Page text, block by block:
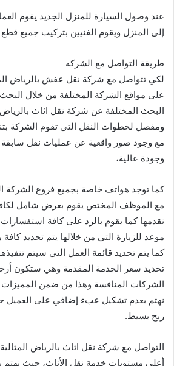
عند وصول السيارة للمنزل الجديد يقوم
إلى المنزل ويقوم الفنيين بتركيب جميع
طريقة التواصل مع الشركه
لكي تتواصل مع شركة نقل عفش بالرياض
على مواقع الشركة المختلفة من خلال
البحث المختلفة عن شركة نقل اثاث
ومفصل لخطوات النقل التي تقوم الشركة
مع وجود صور واقعية عن عمليات نقل سابقة
وجودة عالية،
كما توجد هواتف خاصة بجميع فروع الشركة
مع الموظف المختص يقوم بعرض شامل
نقدمها كما يقوم بالرد على كافة استفسارات
موعد للزيارة التي من خلالها يتم تحديد
كما يتم تحديد قائمة العمل التي سيتم
تحديد سعر الخدمة المقدمة وهي ستكون
الشركات المنافسة وهذا من ضمن
نهتم بعدم تشكيل عبء إضافي على
ربح بسيط.
التواصل مع شركة نقل اثاث بالرياض
أعلى مستويات خدمة نقل الأثاث، حيث نهتم